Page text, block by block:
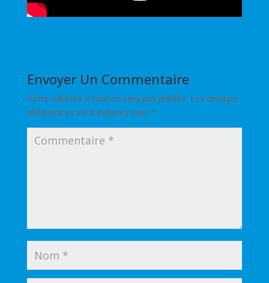
Envoyer Un Commentaire
Votre adresse e-mail ne sera pas publiée. Les champs
obligatoires sont indiqués avec *